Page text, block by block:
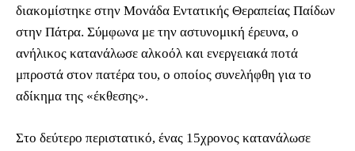
διακομίστηκε στην Μονάδα Εντατικής Θεραπείας Παίδων
στην Πάτρα. Σύμφωνα με την αστυνομική έρευνα, ο
ανήλικος κατανάλωσε αλκοόλ και ενεργειακά ποτά
μπροστά στον πατέρα του, ο οποίος συνελήφθη για το
αδίκημα της «έκθεσης».
Στο δεύτερο περιστατικό, ένας 15χρονος κατανάλωσε